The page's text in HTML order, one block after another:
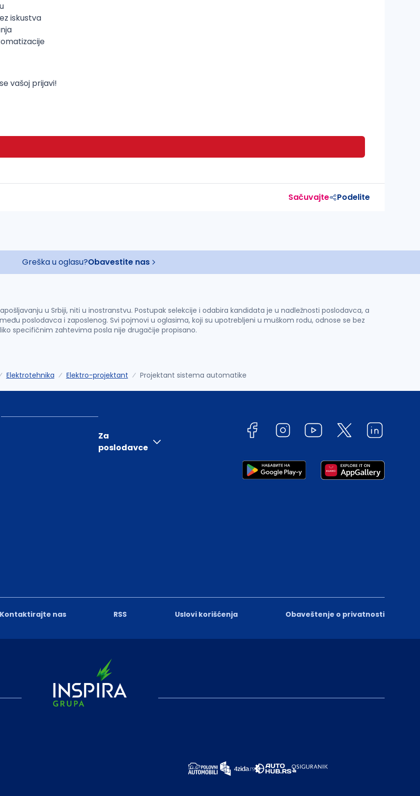
iskustva
vašoj prijavi!
Sačuvajte Podelite
Greška u oglasu?Obavestite nas
u Srbiji, niti u inostranstvu. Postupak selekcije i odabira kandidata je u nadležnosti poslodavca, a
poslodavca i zaposlenog. Svi pojmovi u oglasima, koji su upotrebljeni u muškom rodu, odnose se bez
specifičnim zahtevima posla nije drugačije propisano.
Elektrotehnika Elektro-projektant Projektant sistema automatike
Kontaktirajte nas RSS Uslovi korišćenja Obaveštenje o privatnosti
Za
poslodavce